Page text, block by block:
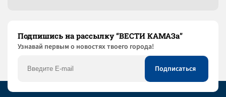
Подпишись на рассылку “ВЕСТИ КАМАЗа”
Узнaвай первым о новостях твоего города!